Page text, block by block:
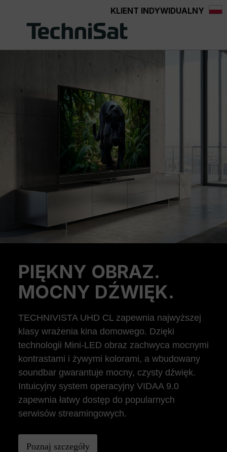
Przejdź do głównej zawartościKLIENT INDYWIDUALNY
PIĘKNY OBRAZ.
MOCNY DŹWIĘK.
TECHNIVISTA UHD CL zapewnia najwyższej
klasy wrażenia kina domowego. Dzięki
technologii Mini-LED obraz zachwyca mocnymi
kontrastami i żywymi kolorami, a wbudowany
soundbar gwarantuje mocny, czysty dźwięk.
Intuicyjny system operacyjny VIDAA 9.0
zapewnia łatwy dostęp do popularnych
serwisów streamingowych.
Poznaj szczegóły
Previous